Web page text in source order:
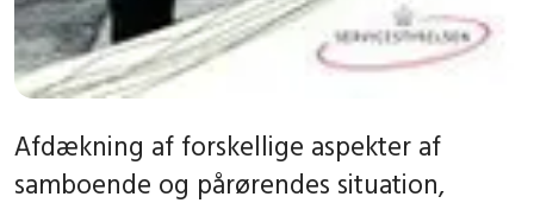
Afdækning af forskellige aspekter af
samboende og pårørendes situation,